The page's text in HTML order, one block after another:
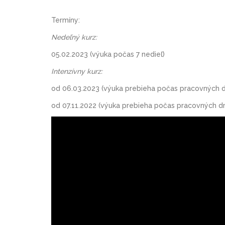
Termíny:
Nedeľný kurz:
05.02.2023 (výuka počas 7 nedieľ)
Intenzívny kurz:
od 06.03.2023 (výuka prebieha počas pracovných
od 07.11.2022 (výuka prebieha počas pracovných